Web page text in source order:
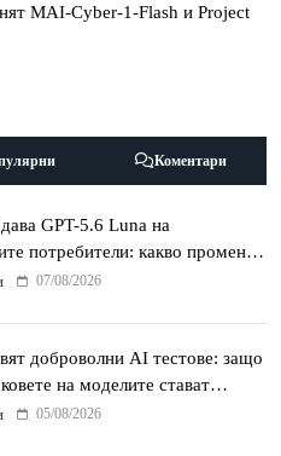
MAI-Cyber-1-Flash и Project
Коментари
GPT-5.6 Luna на
потребители: какво променят
и новият Sol
07/08/2026
доброволни AI тестове: защо
на моделите стават
въпрос
05/08/2026